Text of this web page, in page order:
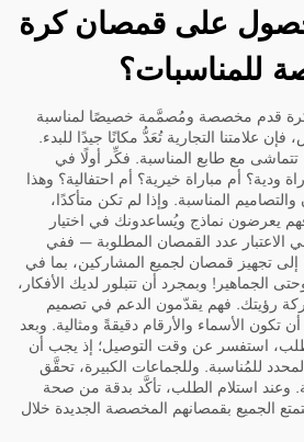
على قمصان كرة
للمناسبات؟
قدم مخصصة ومُصمَّمة خصيصًا لمناسبة
علامتنا التجارية تُعَدُّ مكانًا جيدًا للبدء.
مع طابع المناسبة. فكِّر أولًا في
ودية؟ أم مباراة خيرية؟ أم احتفالية؟ وهذا
المناسبة. وإذا لم تكن متأكدًا،
يعرضون نماذج ويُساعدونك في اختيار
الاعتبار عدد القمصان المطلوبة — ففي
إلى تجهيز قمصان لجميع المشاركين، بما في
الجماهير! وبمجرد أن تتبلور لديك الأفكار،
رؤيتك. فهم يقدّمون الدعم في تصميم
الأسماء والأرقام دقيقةً ومثالية. وبعد
استفسر عن وقت التوصيل؛ إذ يجب أن
للمُناسبة. وللجماعات الكبيرة، تحقَّق
وعند استلام الطلب، تأكَّد بدقة من صحة
الجميع بقمصانهم المخصصة الجديدة خلال